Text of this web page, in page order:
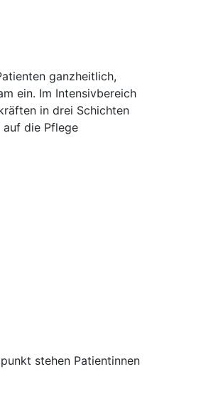
ganzheitlich,
ein. Im Intensivbereich
in drei Schichten
die Pflege
stehen Patientinnen